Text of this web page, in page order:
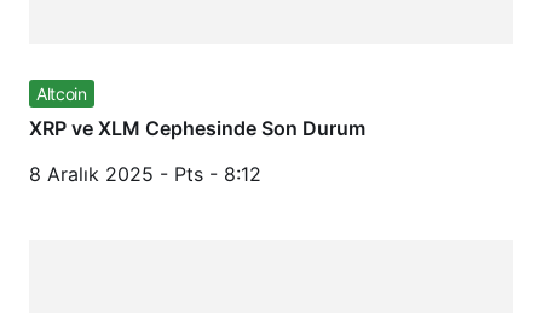
Altcoin
XRP ve XLM Cephesinde Son Durum
8 Aralık 2025 - Pts - 8:12